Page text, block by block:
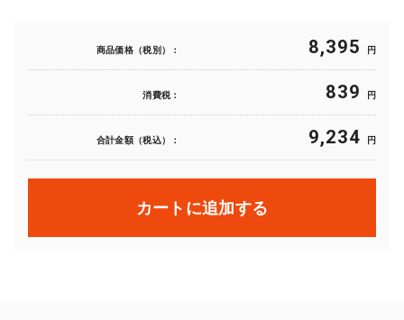
商品価格（税別）： 8,395 円
消費税： 839 円
合計金額（税込）： 9,234 円
カートに追加する